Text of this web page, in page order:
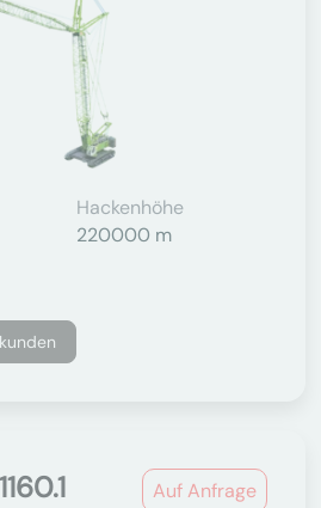
Hackenhöhe
220000 m
Auf Anfrage